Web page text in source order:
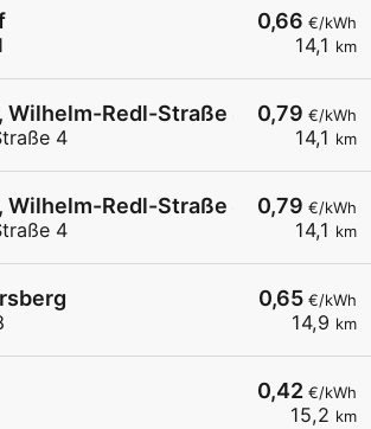
0,66 €/kWh
14,1 km
0,79 €/kWh
14,1 km
Wilhelm-Redl-Straße 4, 02
4
0,79 €/kWh
14,1 km
Wilhelm-Redl-Straße 4, 01
4
0,65 €/kWh
14,9 km
0,42 €/kWh
15,2 km